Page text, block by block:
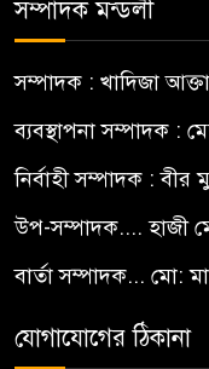
সম্পাদক মন্ডলী
সম্পাদক : খাদিজা
ব্যবস্থাপনা সম্পাদক
নির্বাহী সম্পাদক : বীর
উপ-সম্পাদক.... হাজী
বার্তা সম্পাদক... মো:
যোগাযোগের ঠিকানা